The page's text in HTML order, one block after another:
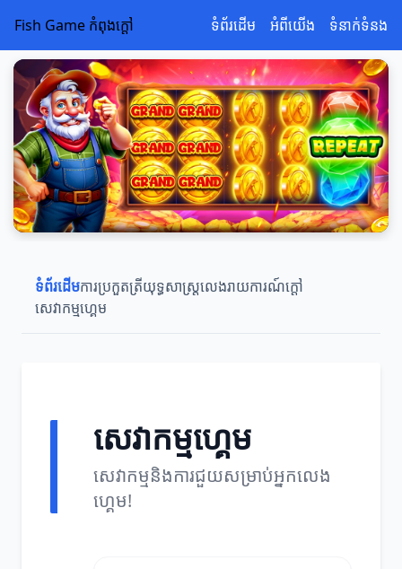
Fish Game កំពុងក្តៅ ទំព័រដើម អំពីយើង ទំនាក់ទំនង
ទំព័រដើមការប្រកួតត្រីយុទ្ធសាស្ត្រលេងរាយការណ៍ក្តៅ
សេវាកម្មហ្គេម
សេវាកម្មហ្គេម
សេវាកម្មនិងការជួយសម្រាប់អ្នកលេង
ហ្គេម!